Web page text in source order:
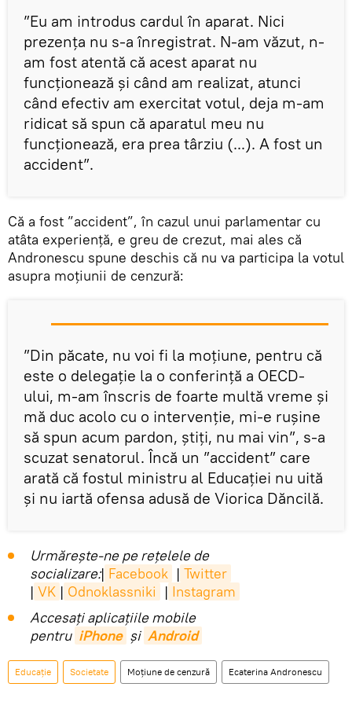
”Eu am introdus cardul în aparat. Nici
prezența nu s-a înregistrat. N-am văzut, n-
am fost atentă că acest aparat nu
funcționează și când am realizat, atunci
când efectiv am exercitat votul, deja m-am
ridicat să spun că aparatul meu nu
funcționează, era prea târziu (...). A fost un
accident”.
Că a fost ”accident”, în cazul unui parlamentar cu
atâta experiență, e greu de crezut, mai ales că
Andronescu spune deschis că nu va participa la votul
asupra moțiunii de cenzură:
”Din păcate, nu voi fi la moțiune, pentru că
este o delegație la o conferință a OECD-
ului, m-am înscris de foarte multă vreme și
mă duc acolo cu o intervenție, mi-e rușine
să spun acum pardon, știți, nu mai vin”, s-a
scuzat senatorul. Încă un ”accident” care
arată că fostul ministru al Educației nu uită
și nu iartă ofensa adusă de Viorica Dăncilă.
Urmărește-ne pe rețelele de
socializare:| Facebook | Twitter
| VK | Odnoklassniki | Instagram
Accesaţi aplicaţiile mobile
pentru iPhone și Android
Educație Societate Moțiune de cenzură Ecaterina Andronescu